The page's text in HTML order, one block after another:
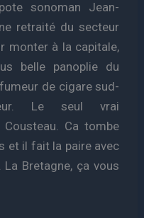
sonoman Jean-
retraité du secteur
monter à la capitale,
belle panoplie du
de cigare sud-
Le seul vrai
Ca tombe
et il fait la paire avec
La Bretagne, ça vous